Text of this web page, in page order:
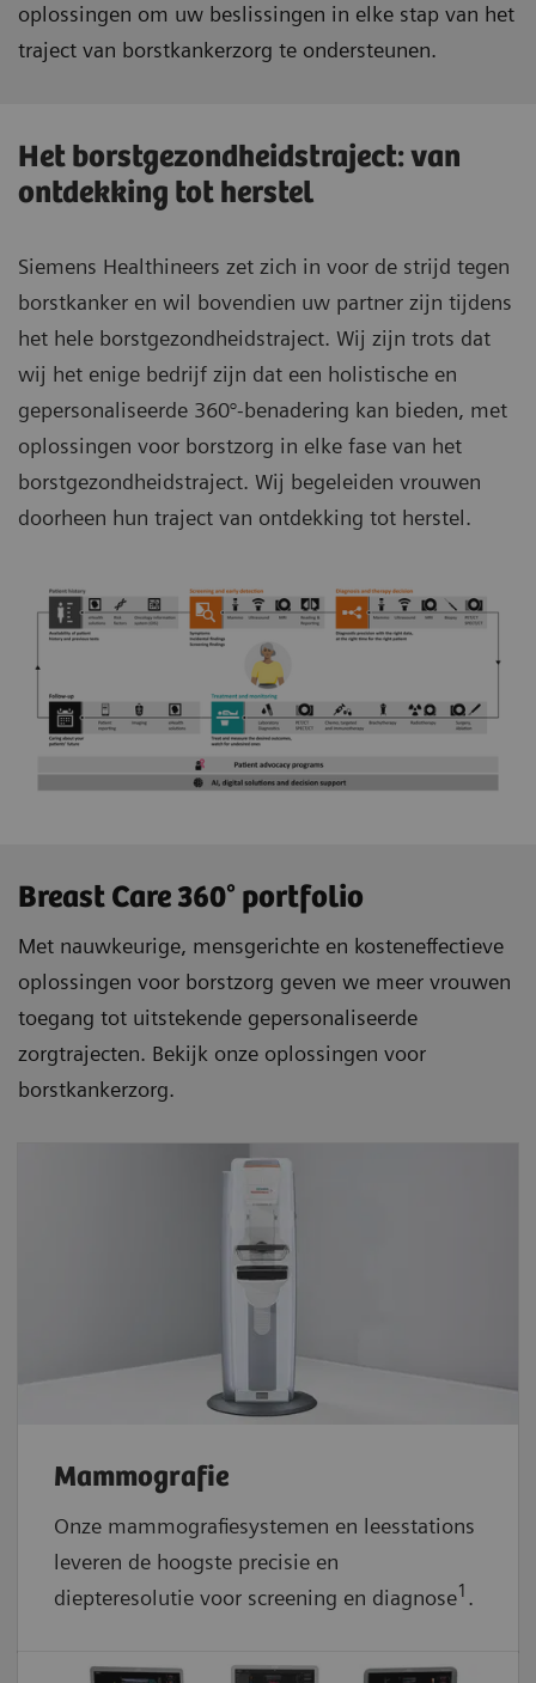
oplossingen om uw beslissingen in elke stap van het
traject van borstkankerzorg te ondersteunen.
Het borstgezondheidstraject: van
ontdekking tot herstel
Siemens Healthineers zet zich in voor de strijd tegen
borstkanker en wil bovendien uw partner zijn tijdens
het hele borstgezondheidstraject. Wij zijn trots dat
wij het enige bedrijf zijn dat een holistische en
gepersonaliseerde 360°-benadering kan bieden, met
oplossingen voor borstzorg in elke fase van het
borstgezondheidstraject. Wij begeleiden vrouwen
doorheen hun traject van ontdekking tot herstel.
Breast Care 360° portfolio
Met nauwkeurige, mensgerichte en kosteneffectieve
oplossingen voor borstzorg geven we meer vrouwen
toegang tot uitstekende gepersonaliseerde
zorgtrajecten. Bekijk onze oplossingen voor
borstkankerzorg.
Mammografie
Onze mammografiesystemen en leesstations
leveren de hoogste precisie en
diepteresolutie voor screening en diagnose1 .